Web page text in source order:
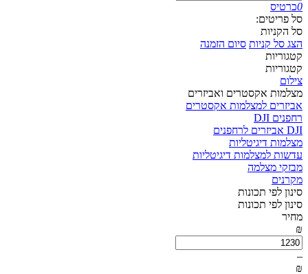
0כרטיס
סל פריטים:
סל הקניות
הצג סל קניות סיום הזמנה
קטגוריות
קטגוריות
צילום
מצלמות אקסטרים ואביזרים
אביזרים למצלמות אקסטרים
רחפנים DJI
DJI אביזרים לרחפנים
מצלמות דיגיטליות
עדשות למצלמות דיגיטליות
מבזקי מצלמה
מקרנים
סינון לפי תכונות
סינון לפי תכונות
מחיר
₪
–
₪